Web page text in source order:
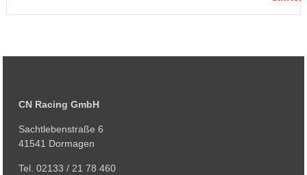
CN Racing GmbH
Sachtlebenstraße 6
41541 Dormagen
Tel. 02133 / 21 78 460